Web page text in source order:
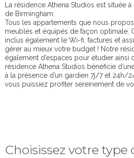
La résidence Athena Studios est située
de Birmingham.
Tous les appartements que nous
meublés et équipés de façon optimale.
inclus également le Wi-fi, factures et
gérer au mieux votre budget ! Notre
également d’espaces pour étudier ainsi
résidence Athena Studios bénéficie
à la présence d’un gardien 7j/7 et 24h/
vous puissiez profiter sereinement de
Choisissez votre